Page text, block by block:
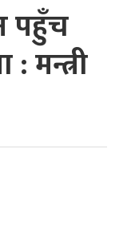
पहुँच
मन्त्री